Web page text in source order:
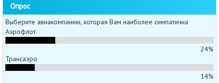
Опрос
Выберите авиакомпанию, которая Вам наиболее симпатична
Аэрофлот
24%
Трансаэро
14%